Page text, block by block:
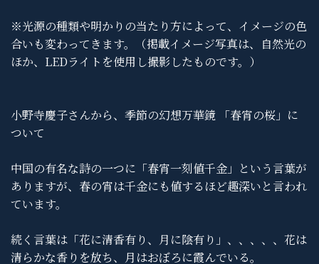
※光源の種類や明かりの当たり方によって、イメージの色
合いも変わってきます。（掲載イメージ写真は、自然光の
ほか、LEDライトを使用し撮影したものです。）
小野寺慶子さんから、季節の幻想万華鏡 「春宵の桜」に
ついて
中国の有名な詩の一つに「春宵一刻値千金」という言葉が
ありますが、春の宵は千金にも値するほど趣深いと言われ
ています。
続く言葉は「花に清香有り、月に陰有り」、、、、、花は
清らかな香りを放ち、月はおぼろに霞んでいる。